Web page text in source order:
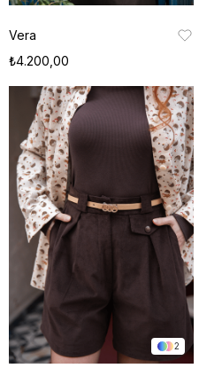
Vera
₺4.200,00
2